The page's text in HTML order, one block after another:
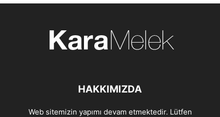
HAKKIMIZDA
Web sitemizin yapımı devam etmektedir. Lütfen